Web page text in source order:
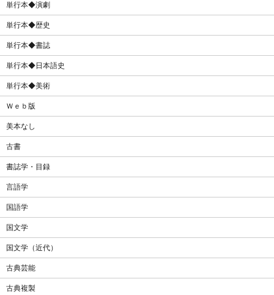
単行本◆演劇
単行本◆歴史
単行本◆書誌
単行本◆日本語史
単行本◆美術
Ｗｅｂ版
美本なし
古書
書誌学・目録
言語学
国語学
国文学
国文学（近代）
古典芸能
古典複製